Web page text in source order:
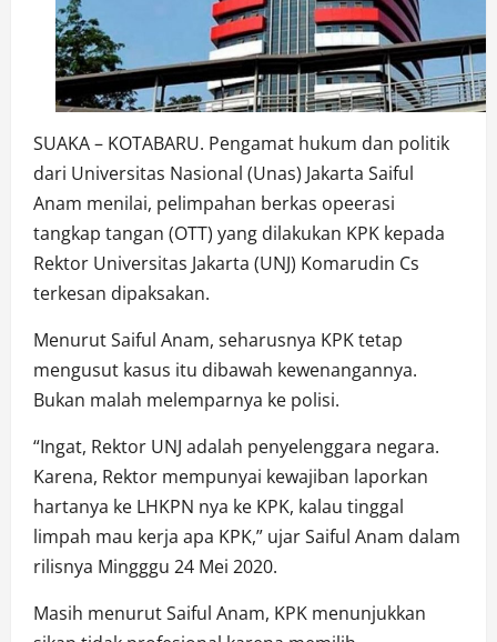
SUAKA – KOTABARU. Pengamat hukum dan politik
dari Universitas Nasional (Unas) Jakarta Saiful
Anam menilai, pelimpahan berkas opeerasi
tangkap tangan (OTT) yang dilakukan KPK kepada
Rektor Universitas Jakarta (UNJ) Komarudin Cs
terkesan dipaksakan.
Menurut Saiful Anam, seharusnya KPK tetap
mengusut kasus itu dibawah kewenangannya.
Bukan malah melemparnya ke polisi.
“Ingat, Rektor UNJ adalah penyelenggara negara.
Karena, Rektor mempunyai kewajiban laporkan
hartanya ke LHKPN nya ke KPK, kalau tinggal
limpah mau kerja apa KPK,” ujar Saiful Anam dalam
rilisnya Mingggu 24 Mei 2020.
Masih menurut Saiful Anam, KPK menunjukkan